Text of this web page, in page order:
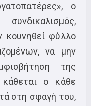
ο
συνδικαλισμός,
κουνηθεί φύλλο
να μην
της
κάθεται ο κάθε
στη σφαγή του,